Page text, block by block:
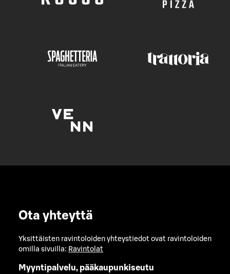
Ota yhteyttä
Yksittäisten ravintoloiden yhteystiedot ovat ravintoloiden
omilla sivuilla: Ravintolat
Myyntipalvelu, pääkaupunkiseutu